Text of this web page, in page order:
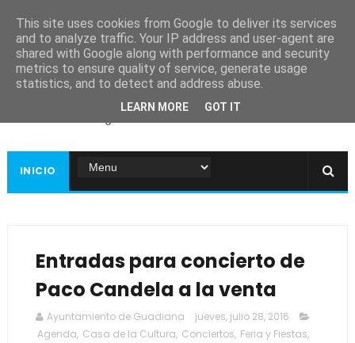
Ayuntamiento de
Guadiana
INICIO
Entradas para concierto de
Paco Candela a la venta
Ayuntamiento de Guadiana
jueves, julio 28, 2016
Agenda, Casa de la Cultura, Conciertos, Feria y Fiestas,
This site uses cookies from Google to deliver its services
and to analyze traffic. Your IP address and user-agent are
shared with Google along with performance and security
metrics to ensure quality of service, generate usage
statistics, and to detect and address abuse.
LEARN MORE GOT IT